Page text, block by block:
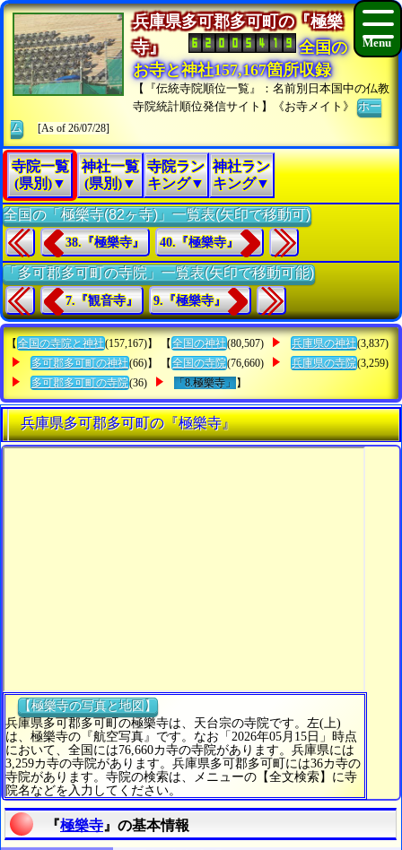
兵庫県多可郡多可町の『極樂
寺』
全国の
お寺と神社157,167箇所収録
【『伝統寺院順位一覧』：名前別日本国中の仏教
寺院統計順位発信サイト】《お寺メイト》ホー
ム
[As of 26/07/28]
寺院一覧
(県別)▼
神社一覧
(県別)▼
寺院ラン
キング▼
神社ラン
キング▼
全国の「極樂寺(82ヶ寺)」一覧表(矢印で移動可)
38.『極樂寺』 40.『極樂寺』
「多可郡多可町の寺院」一覧表(矢印で移動可能)
7.『観音寺』 9.『極樂寺』
【 全国の寺院と神社(157,167)】 【 全国の神社(80,507) 兵庫県の神社(3,837)
多可郡多可町の神社(66)】 【 全国の寺院(76,660) 兵庫県の寺院(3,259)
多可郡多可町の寺院(36) 「8.極樂寺」 】
兵庫県多可郡多可町の『極樂寺』
【極樂寺の写真と地図】
兵庫県多可郡多可町の極樂寺は、天台宗の寺院です。左(上)
は、極樂寺の『航空写真』です。なお「2026年05月15日」時点
において、全国には76,660カ寺の寺院があります。兵庫県には
3,259カ寺の寺院があります。兵庫県多可郡多可町には36カ寺の
寺院があります。寺院の検索は、メニューの【全文検索】に寺
院名などを入力してください。
『極樂寺 』の基本情報